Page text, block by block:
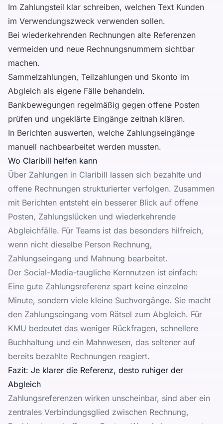
Im Zahlungsteil klar schreiben, welchen Text Kunden
im Verwendungszweck verwenden sollen.
Bei wiederkehrenden Rechnungen alte Referenzen
vermeiden und neue Rechnungsnummern sichtbar
machen.
Sammelzahlungen, Teilzahlungen und Skonto im
Abgleich als eigene Fälle behandeln.
Bankbewegungen regelmäßig gegen offene Posten
prüfen und ungeklärte Eingänge zeitnah klären.
In Berichten auswerten, welche Zahlungseingänge
manuell nachbearbeitet werden mussten.
Wo Claribill helfen kann
Über Zahlungen in Claribill lassen sich bezahlte und
offene Rechnungen strukturierter verfolgen. Zusammen
mit Berichten entsteht ein besserer Blick auf offene
Posten, Zahlungslücken und wiederkehrende
Abgleichfälle. Für Teams ist das besonders hilfreich,
wenn nicht dieselbe Person Rechnung,
Zahlungseingang und Mahnung bearbeitet.
Der Social-Media-taugliche Kernnutzen ist einfach:
Eine gute Zahlungsreferenz spart keine einzelne
Minute, sondern viele kleine Suchvorgänge. Sie macht
den Zahlungseingang vom Rätsel zum Abgleich. Für
KMU bedeutet das weniger Rückfragen, schnellere
Buchhaltung und ein Mahnwesen, das seltener auf
bereits bezahlte Rechnungen reagiert.
Fazit: Je klarer die Referenz, desto ruhiger der
Abgleich
Zahlungsreferenzen wirken unscheinbar, sind aber ein
zentrales Verbindungsglied zwischen Rechnung,